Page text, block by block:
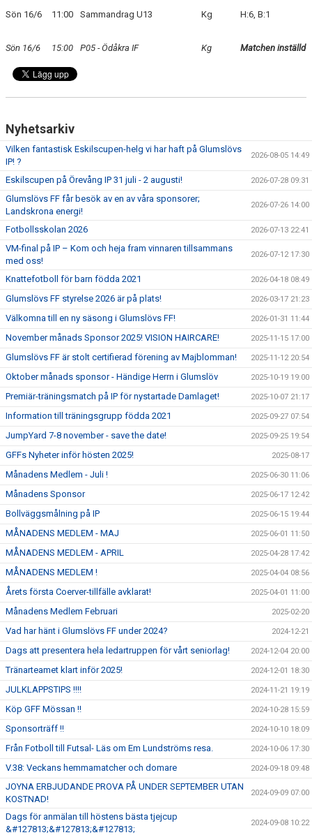
Sön 16/6 11:00 Sammandrag U13 Kg H:6, B:1
Sön 16/6 15:00 P05 - Ödåkra IF Kg Matchen inställd
Nyhetsarkiv
Vilken fantastisk Eskilscupen-helg vi har haft på Glumslövs
IP! ?
2026-08-05 14:49
Eskilscupen på Örevång IP 31 juli - 2 augusti! 2026-07-28 09:31
Glumslövs FF får besök av en av våra sponsorer;
Landskrona energi!
2026-07-26 14:00
Fotbollsskolan 2026 2026-07-13 22:41
VM-final på IP – Kom och heja fram vinnaren tillsammans
med oss!
2026-07-12 17:30
Knattefotboll för barn födda 2021 2026-04-18 08:49
Glumslövs FF styrelse 2026 är på plats! 2026-03-17 21:23
Välkomna till en ny säsong i Glumslövs FF! 2026-01-31 11:44
November månads Sponsor 2025! VISION HAIRCARE! 2025-11-15 17:00
Glumslövs FF är stolt certifierad förening av Majblomman! 2025-11-12 20:54
Oktober månads sponsor - Händige Herrn i Glumslöv 2025-10-19 19:00
Premiär-träningsmatch på IP för nystartade Damlaget! 2025-10-07 21:17
Information till träningsgrupp födda 2021 2025-09-27 07:54
JumpYard 7-8 november - save the date! 2025-09-25 19:54
GFFs Nyheter inför hösten 2025! 2025-08-17
Månadens Medlem - Juli ! 2025-06-30 11:06
Månadens Sponsor 2025-06-17 12:42
Bollväggsmålning på IP 2025-06-15 19:44
MÅNADENS MEDLEM - MAJ 2025-06-01 11:50
MÅNADENS MEDLEM - APRIL 2025-04-28 17:42
MÅNADENS MEDLEM ! 2025-04-04 08:56
Årets första Coerver-tillfälle avklarat! 2025-04-01 11:00
Månadens Medlem Februari 2025-02-20
Vad har hänt i Glumslövs FF under 2024? 2024-12-21
Dags att presentera hela ledartruppen för vårt seniorlag! 2024-12-04 20:00
Tränarteamet klart inför 2025! 2024-12-01 18:30
JULKLAPPSTIPS !!!! 2024-11-21 19:19
Köp GFF Mössan !! 2024-10-28 15:59
Sponsorträff !! 2024-10-10 18:09
Från Fotboll till Futsal- Läs om Em Lundströms resa. 2024-10-06 17:30
V.38: Veckans hemmamatcher och domare 2024-09-18 09:48
JOYNA ERBJUDANDE PROVA PÅ UNDER SEPTEMBER UTAN
KOSTNAD!
2024-09-09 07:00
Dags för anmälan till höstens bästa tjejcup
&#127813;&#127813;&#127813;
2024-09-08 10:22